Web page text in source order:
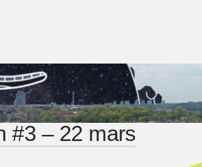
#3 – 22 mars